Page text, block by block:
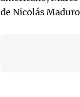
de Nicolás